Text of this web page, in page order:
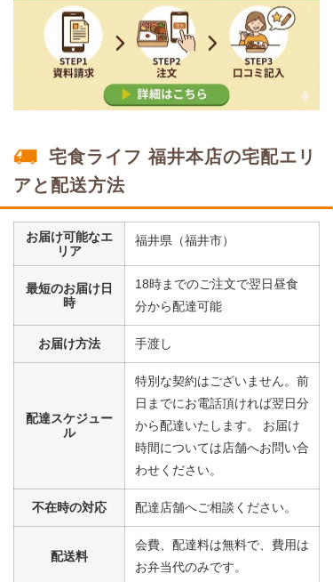
※ その他備考
メニューは日替わりです（メニューは一例です）
コレステロール -
一例です。メニューにより前後します（おかずのみ
の栄養価です）
鯛の塩焼きセット
コーン
小松菜
-
※メニューの補足
-
まぐろの煮付けセット
大根
栄養素
-
※メニューの補足
宅食ライフ 福井本店の宅配エリ
アと配送方法
お届け可能なエ
リア
福井県（福井市）
最短のお届け日
時
18時までのご注文で翌日昼食
分から配達可能
お届け方法 手渡し
配達スケジュー
ル
特別な契約はございません。前
日までにお電話頂ければ翌日分
から配達いたします。 お届け
時間については店舗へお問い合
わせください。
不在時の対応 配達店舗へご相談ください。
配送料
会費、配達料は無料で、費用は
お弁当代のみです。